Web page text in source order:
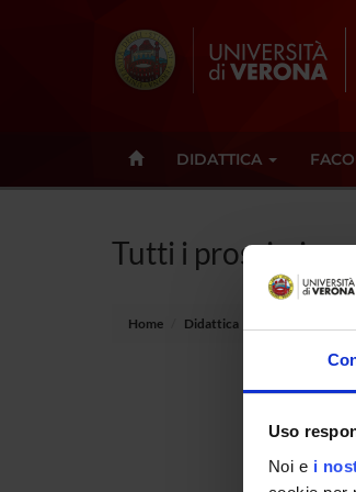
Uso
Noi e i
DIDATTICA
Tutti i prossimi
Home Didattica